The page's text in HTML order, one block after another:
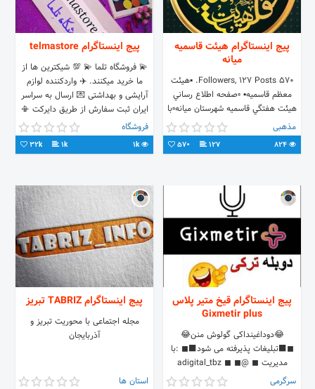
پیج اینستاگرام هيئت قاسميه
ميانه
570 Followers, 127 Posts. ▪️هيئت
معظم قاسميه▪️ ▫️صفحه اطلاع رساني
هيئت هفتگي قاسميه شهرستان ميانه▫️با
نوای شمس المادحین کربلایی محمد
یداللهی 📆هر هفته چهارشنبه شب
روبروي شهرداري📆
مذهبی
127
570
پیج اینستاگرام telmastore
💫 فروشگاه تلما 💫 💯 شیکترین ها از
ما خرید میکنند. ⁦✈️⁩ واردکننده لوازم
آرایشی و بهداشتی 💌 ⁦ارسال به سراسر
ایران ثبت سفارش از طریق دایرکت 📳
09023144090
فروشگاه
1k
1k
32k
پیج اینستاگرام قیخ متیر پلاس
Gixmetir plus
😂دوداغینداکی گولوش منن😂
◼⬛تبلیغات پذیرفته می شود⬛◼ :با
مدیریت ◼ @adigital_tbz ◼ ◼
@ahmad_331108 ◼ سرگرمی
پیج اینستاگرام TABRIZ تبریز
مجله اجتماعی با محوریت تبریز و
آذربایجان
استان ها